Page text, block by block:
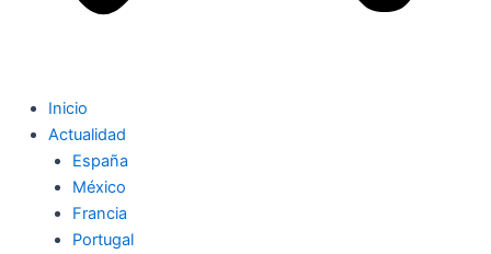
Inicio
Actualidad
España
México
Francia
Portugal